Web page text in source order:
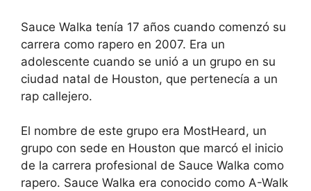
Sauce Walka tenía 17 años cuando comenzó su
carrera como rapero en 2007. Era un
adolescente cuando se unió a un grupo en su
ciudad natal de Houston, que pertenecía a un
rap callejero.
El nombre de este grupo era MostHeard, un
grupo con sede en Houston que marcó el inicio
de la carrera profesional de Sauce Walka como
rapero. Sauce Walka era conocido como A-Walk